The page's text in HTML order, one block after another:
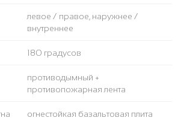
левое / правое, наружнее /
внутреннее
180 градусов
противодымный +
противопожарная лента
огнестойкая базальтовая плита